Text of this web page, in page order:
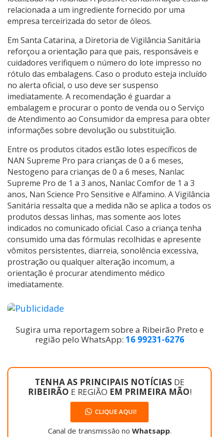
relacionada a um ingrediente fornecido por uma
empresa terceirizada do setor de óleos.
Em Santa Catarina, a Diretoria de Vigilância Sanitária
reforçou a orientação para que pais, responsáveis e
cuidadores verifiquem o número do lote impresso no
rótulo das embalagens. Caso o produto esteja incluído
no alerta oficial, o uso deve ser suspenso
imediatamente. A recomendação é guardar a
embalagem e procurar o ponto de venda ou o Serviço
de Atendimento ao Consumidor da empresa para obter
informações sobre devolução ou substituição.
Entre os produtos citados estão lotes específicos de
NAN Supreme Pro para crianças de 0 a 6 meses,
Nestogeno para crianças de 0 a 6 meses, Nanlac
Supreme Pro de 1 a 3 anos, Nanlac Comfor de 1 a 3
anos, Nan Science Pro Sensitive e Alfamino. A Vigilância
Sanitária ressalta que a medida não se aplica a todos os
produtos dessas linhas, mas somente aos lotes
indicados no comunicado oficial. Caso a criança tenha
consumido uma das fórmulas recolhidas e apresente
vômitos persistentes, diarreia, sonolência excessiva,
prostração ou qualquer alteração incomum, a
orientação é procurar atendimento médico
imediatamente.
Sugira uma reportagem sobre a Ribeirão Preto e
região pelo WhatsApp: 16 99231-6276
TENHA AS PRINCIPAIS NOTÍCIAS DE
RIBEIRÃO E REGIÃO EM PRIMEIRA MÃO!
CLIQUE AQUI!
Canal de transmissão no Whatsapp.